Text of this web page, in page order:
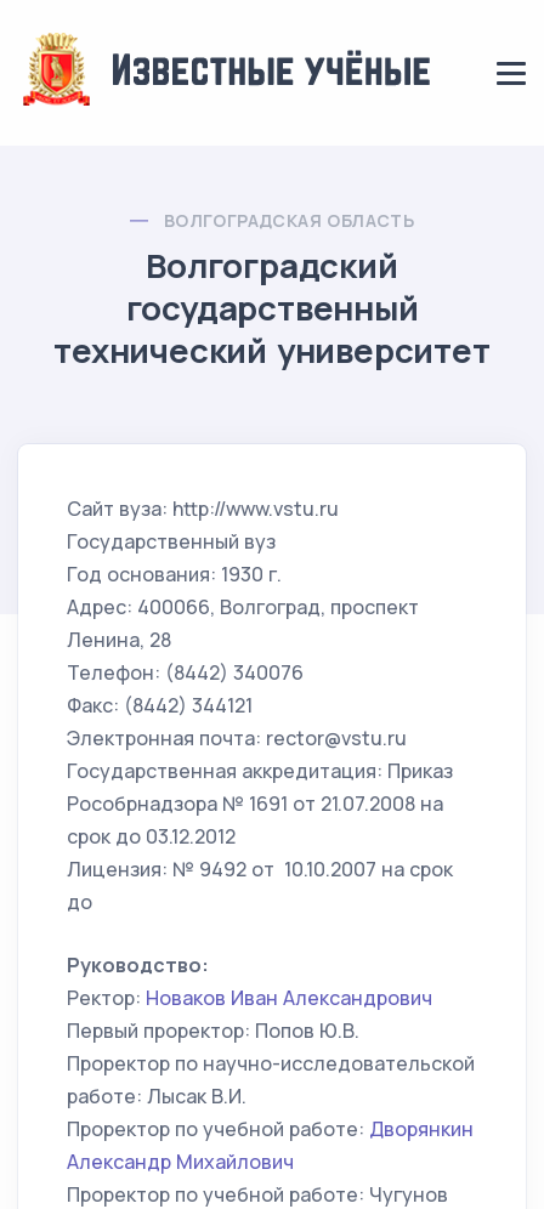
ВОЛГОГРАДСКАЯ ОБЛАСТЬ
Волгоградский
государственный
технический университет
Сайт вуза: http://www.vstu.ru
Государственный вуз
Год основания: 1930 г.
Адрес: 400066, Волгоград, проспект
Ленина, 28
Телефон: (8442) 340076
Факс: (8442) 344121
Электронная почта: rector@vstu.ru
Государственная аккредитация: Приказ
Рособрнадзора № 1691 от 21.07.2008 на
срок до 03.12.2012
Лицензия: № 9492 от 10.10.2007 на срок
до
Руководство:
Ректор: Новаков Иван Александрович
Первый проректор: Попов Ю.В.
Проректор по научно-исследовательской
работе: Лысак В.И.
Проректор по учебной работе: Дворянкин
Александр Михайлович
Проректор по учебной работе: Чугунов